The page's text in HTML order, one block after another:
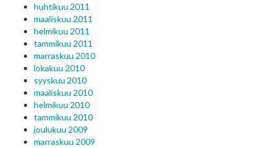
huhtikuu 2011
maaliskuu 2011
helmikuu 2011
tammikuu 2011
marraskuu 2010
lokakuu 2010
syyskuu 2010
maaliskuu 2010
helmikuu 2010
tammikuu 2010
joulukuu 2009
marraskuu 2009